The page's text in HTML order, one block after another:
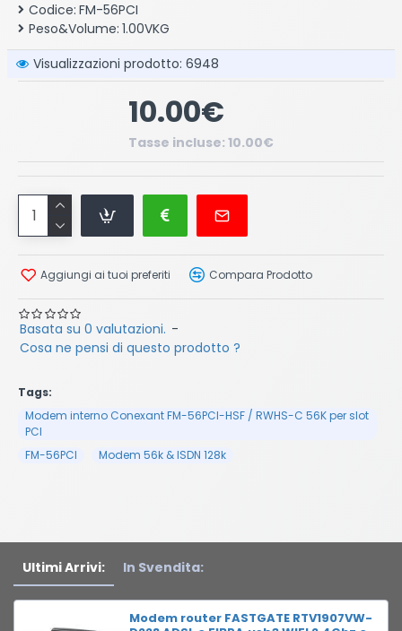
Codice: FM-56PCI
Peso&Volume: 1.00VKG
Visualizzazioni prodotto: 6948
Basata su 0 valutazioni. -
Cosa ne pensi di questo prodotto ?
10.00€
Tasse incluse: 10.00€
Aggiungi ai tuoi preferiti Compara Prodotto
Tags:
Modem interno Conexant FM-56PCI-HSF / RWHS-C 56K per slot
PCI
FM-56PCI
Modem 56k & ISDN 128k
Ultimi Arrivi: In Svendita:
Modem router FASTGATE RTV1907VW-